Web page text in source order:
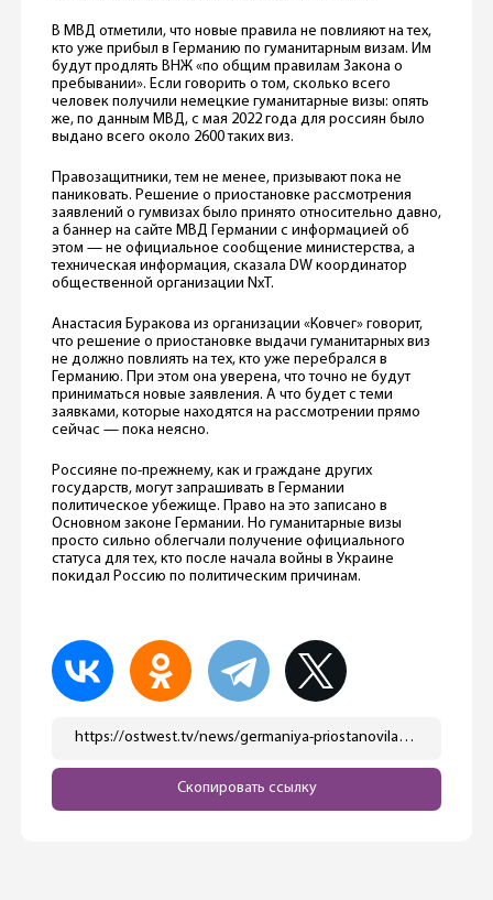
В МВД отметили, что новые правила не повлияют на тех,
кто уже прибыл в Германию по гуманитарным визам. Им
будут продлять ВНЖ «по общим правилам Закона о
пребывании». Если говорить о том, сколько всего
человек получили немецкие гуманитарные визы: опять
же, по данным МВД, с мая 2022 года для россиян было
выдано всего около 2600 таких виз.
Правозащитники, тем не менее, призывают пока не
паниковать. Решение о приостановке рассмотрения
заявлений о гумвизах было принято относительно давно,
а баннер на сайте МВД Германии с информацией об
этом — не официальное сообщение министерства, а
техническая информация, сказала DW координатор
общественной организации NxT.
Анастасия Буракова из организации «Ковчег» говорит,
что решение о приостановке выдачи гуманитарных виз
не должно повлиять на тех, кто уже перебрался в
Германию. При этом она уверена, что точно не будут
приниматься новые заявления. А что будет с теми
заявками, которые находятся на рассмотрении прямо
сейчас — пока неясно.
Россияне по-прежнему, как и граждане других
государств, могут запрашивать в Германии
политическое убежище. Право на это записано в
Основном законе Германии. Но гуманитарные визы
просто сильно облегчали получение официального
статуса для тех, кто после начала войны в Украине
покидал Россию по политическим причинам.
https://ostwest.tv/news/germaniya-priostanovila-vydachu-gumanitarnyh-viz-rossiyanam-i-belorusam/
Скопировать ссылку